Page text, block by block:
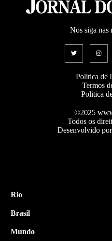
Nos siga nas
Politica de
Termos
Politica
©2025
Todos os
Desenvolvido
Rio
Brasil
Mundo